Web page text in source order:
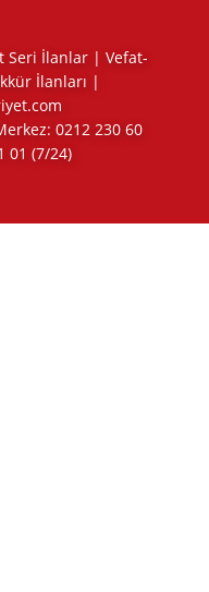
Seri İlanlar | Vefat-
İlanları |
0212 230 60
01 (7/24)